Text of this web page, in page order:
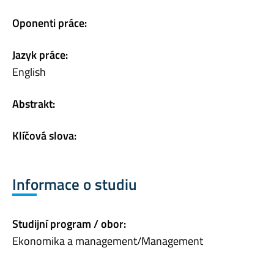
Oponenti práce:
Jazyk práce:
English
Abstrakt:
Klíčová slova:
Informace o studiu
Studijní program / obor:
Ekonomika a management/Management